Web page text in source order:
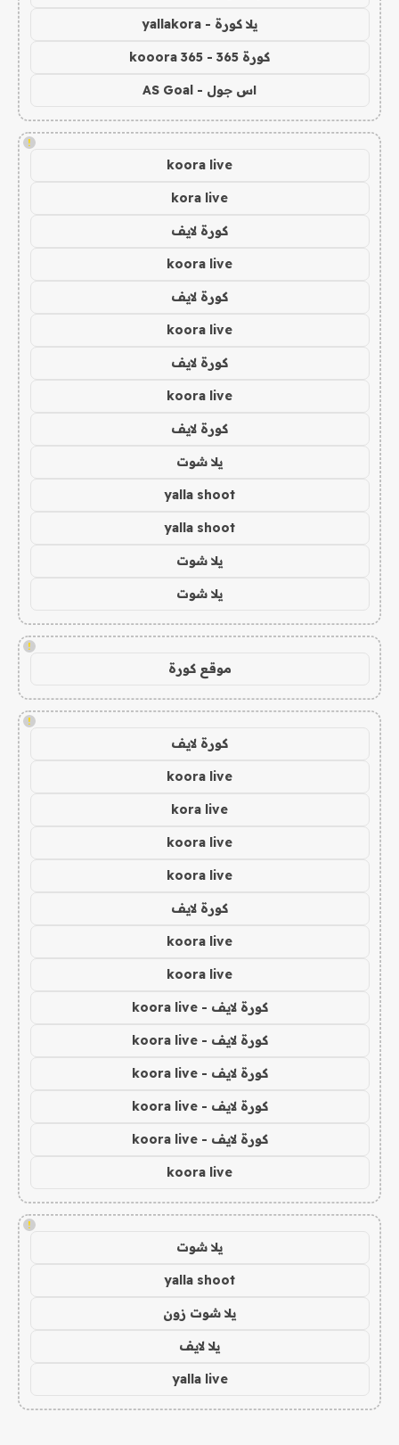
يلا كورة - yallakora
كورة 365 - kooora 365
اس جول - AS Goal
!
koora live
kora live
كورة لايف
koora live
كورة لايف
koora live
كورة لايف
koora live
كورة لايف
يلا شوت
yalla shoot
yalla shoot
يلا شوت
يلا شوت
!
موقع كورة
!
كورة لايف
koora live
kora live
koora live
koora live
كورة لايف
koora live
koora live
كورة لايف - koora live
كورة لايف - koora live
كورة لايف - koora live
كورة لايف - koora live
كورة لايف - koora live
koora live
!
يلا شوت
yalla shoot
يلا شوت زون
يلا لايف
yalla live